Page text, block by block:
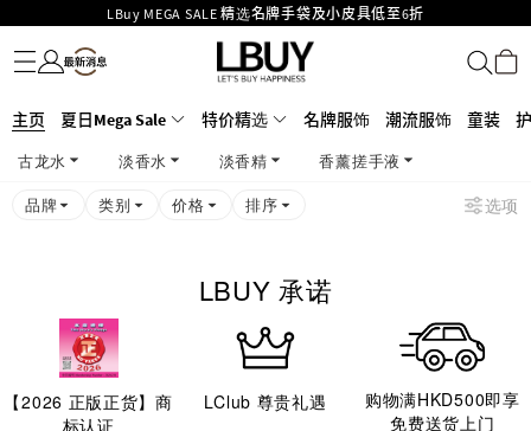
LBuy MEGA SALE 精选名牌手袋及小皮具低至6折
Goyard Hobo / Hobo Mini人气限量特别版限时原价低至75折!
LBuy呈献 - Hermès 及 Chanel 手袋及首饰低至6折，立即入手!
426号铺！
MOKO 1楼175号铺旗舰店特设名牌Hermès、CHANEL及LV专区！
购物满HKD500即享免运费！
LBuy获香港知识产权署颁发2026《正版正货承诺》商标
名牌服饰
潮流服饰
童装
护肤美妆
香水香薰
个人护理
母婴护理
游戏及精品玩具
文仪用品
家居生活
电子产品
美食
医药保健
运动与户外用品
主页 夏日Mega Sale 特价精选 名牌服饰 潮流服饰 童装
古龙水 淡香水 淡香精
香薰搓手液
品牌
类别 价格 排序 选项
LBUY 承诺
【2026 正版正货】商
标认证
LClub 尊贵礼遇
购物满HKD500即享
免费送货上门